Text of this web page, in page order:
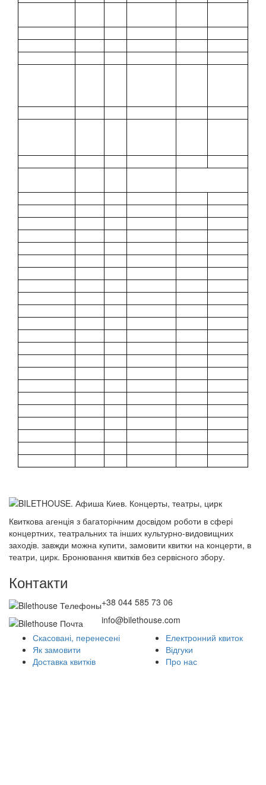
Квиткова агенція з багаторічним досвідом роботи в сфері
концертних, театральних та інших культурно-видовищних
заходів. завжди можна купити, замовити квитки на концерти, в
театри, цирк. Бронювання квитків без сервісного збору.
Контакти
+38 044 585 73 06
info@bilethouse.com
Скасовані, перенесені
Як замовити
Доставка квитків
Електронний квиток
Відгуки
Про нас